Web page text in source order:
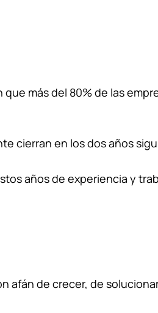
más del 80% de las
cierran en los dos años
años de experiencia y
afán de crecer, de